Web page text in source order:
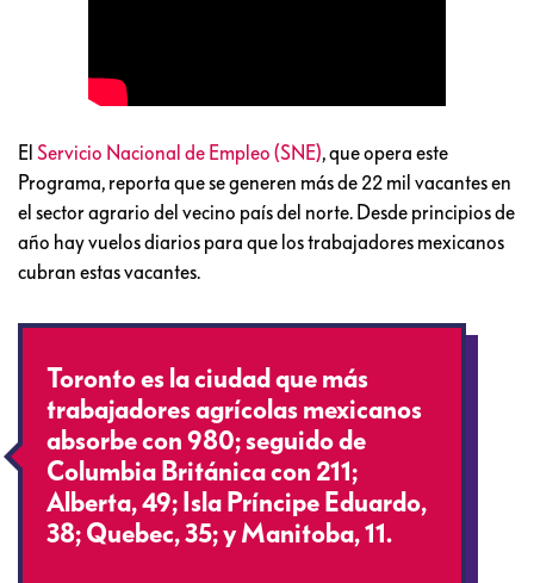
El Servicio Nacional de Empleo (SNE), que opera este
Programa, reporta que se generen más de 22 mil vacantes en
el sector agrario del vecino país del norte. Desde principios de
año hay vuelos diarios para que los trabajadores mexicanos
cubran estas vacantes.
Toronto es la ciudad que más
trabajadores agrícolas mexicanos
absorbe con 980; seguido de
Columbia Británica con 211;
Alberta, 49; Isla Príncipe Eduardo,
38; Quebec, 35; y Manitoba, 11.